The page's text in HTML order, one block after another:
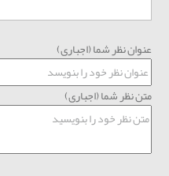
عنوان نظر شما (اجباری)
متن نظر شما (اجباری)